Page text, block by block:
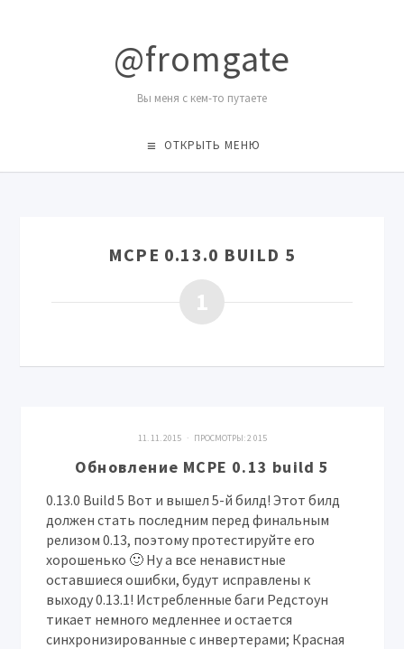
@fromgate
Вы меня с кем-то путаете
ОТКРЫТЬ МЕНЮ
MCPE 0.13.0 BUILD 5
1
11. 11. 2015 · ПРОСМОТРЫ:2 015
Обновление MCPE 0.13 build 5
0.13.0 Build 5 Вот и вышел 5-й билд! Этот билд
должен стать последним перед финальным
релизом 0.13, поэтому протестируйте его
хорошенько 🙂 Ну а все ненавистные
оставшиеся ошибки, будут исправлены к
выходу 0.13.1! Истребленные баги Редстоун
тикает немного медленнее и остается
синхронизированные с инвертерами; Красная